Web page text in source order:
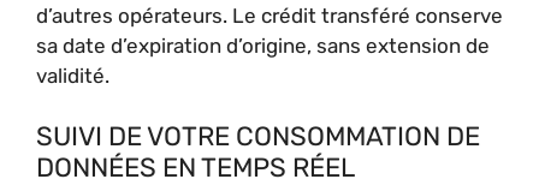
d’autres opérateurs. Le crédit transféré conserve
sa date d’expiration d’origine, sans extension de
validité.
SUIVI DE VOTRE CONSOMMATION DE
DONNÉES EN TEMPS RÉEL